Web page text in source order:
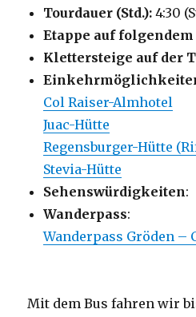
Tourdauer (Std.): 4:30
Etappe auf
Klettersteige auf der
Col Raiser-Almhotel
Juac-Hütte
Regensburger-Hütte
Stevia-Hütte
Sehenswürdigkeiten:
Wanderpass:
Wanderpass Gröden –
Mit dem Bus fahren wir